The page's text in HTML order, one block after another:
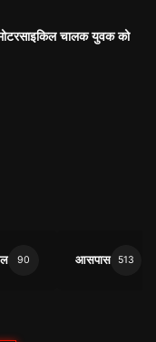
चालक युवक को
90 आसपास 513